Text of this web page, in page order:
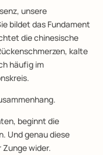
unsere
bildet das Fundament
die chinesische
kalte
häufig im
beginnt die
Und genau diese
wider.